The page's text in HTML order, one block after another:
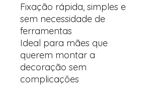
Fixação rápida, simples e
sem necessidade de
ferramentas
Ideal para mães que
querem montar a
decoração sem
complicações